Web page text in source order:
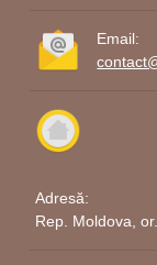
Email:
Adresă:
Rep. Moldova,